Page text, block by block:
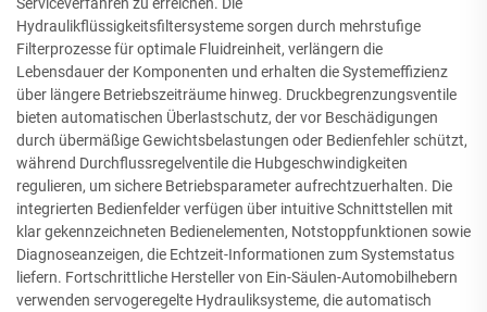
Serviceverfahren zu erreichen. Die
Hydraulikflüssigkeitsfiltersysteme sorgen durch mehrstufige
Filterprozesse für optimale Fluidreinheit, verlängern die
Lebensdauer der Komponenten und erhalten die Systemeffizienz
über längere Betriebszeiträume hinweg. Druckbegrenzungsventile
bieten automatischen Überlastschutz, der vor Beschädigungen
durch übermäßige Gewichtsbelastungen oder Bedienfehler schützt,
während Durchflussregelventile die Hubgeschwindigkeiten
regulieren, um sichere Betriebsparameter aufrechtzuerhalten. Die
integrierten Bedienfelder verfügen über intuitive Schnittstellen mit
klar gekennzeichneten Bedienelementen, Notstoppfunktionen sowie
Diagnoseanzeigen, die Echtzeit-Informationen zum Systemstatus
liefern. Fortschrittliche Hersteller von Ein-Säulen-Automobilhebern
verwenden servogeregelte Hydrauliksysteme, die automatisch